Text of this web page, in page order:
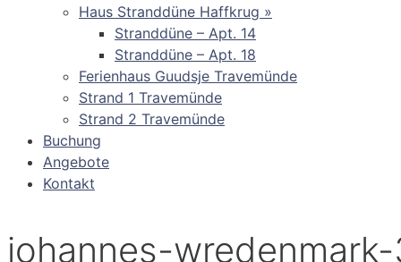
Haus Stranddüne Haffkrug »
Stranddüne – Apt. 14
Stranddüne – Apt. 18
Ferienhaus Guudsje Travemünde
Strand 1 Travemünde
Strand 2 Travemünde
Buchung
Angebote
Kontakt
johannes-